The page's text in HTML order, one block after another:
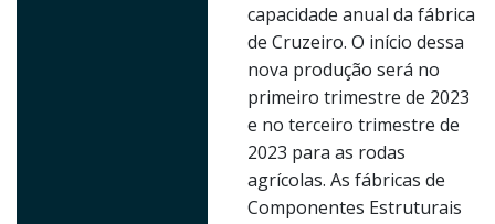
capacidade anual da fábrica
de Cruzeiro. O início dessa
nova produção será no
primeiro trimestre de 2023
e no terceiro trimestre de
2023 para as rodas
agrícolas. As fábricas de
Componentes Estruturais